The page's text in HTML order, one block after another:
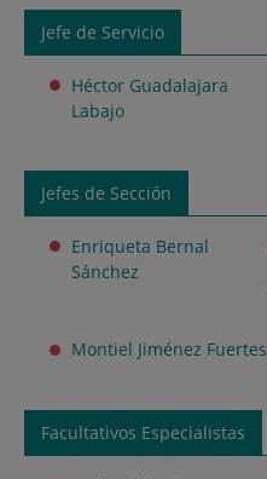
Jefe de Servicio
Héctor Guadalajara
Labajo
Jefes de Sección
Enriqueta Bernal
Sánchez
Montiel Jiménez Fuertes
Facultativos Especialistas